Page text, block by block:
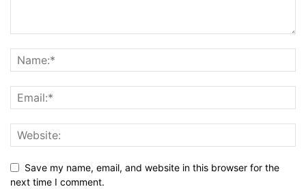
Save my name, email, and website in this browser for the
next time I comment.